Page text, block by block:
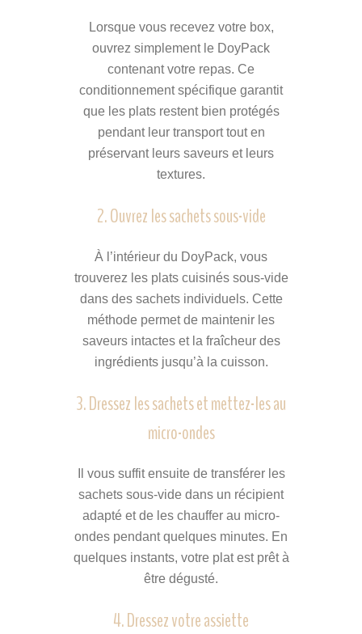
Lorsque vous recevez votre box,
ouvrez simplement le DoyPack
contenant votre repas. Ce
conditionnement spécifique garantit
que les plats restent bien protégés
pendant leur transport tout en
préservant leurs saveurs et leurs
textures.
2. Ouvrez les sachets sous-vide
À l’intérieur du DoyPack, vous
trouverez les plats cuisinés sous-vide
dans des sachets individuels. Cette
méthode permet de maintenir les
saveurs intactes et la fraîcheur des
ingrédients jusqu’à la cuisson.
3. Dressez les sachets et mettez-les au
micro-ondes
Il vous suffit ensuite de transférer les
sachets sous-vide dans un récipient
adapté et de les chauffer au micro-
ondes pendant quelques minutes. En
quelques instants, votre plat est prêt à
être dégusté.
4. Dressez votre assiette